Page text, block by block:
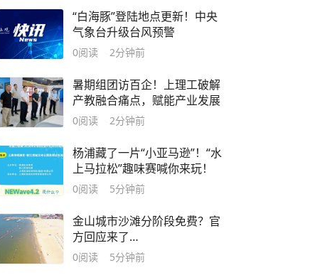
“白海豚”登陆地点更新！中央
气象台升级台风预警
0阅读 2分钟前
暑期组团访百企！上理工破解
产教融合痛点，赋能产业发展
0阅读 2分钟前
杨浦藏了一片“小亚马逊”！“水
上马拉松”趣味赛喊你来玩！
0阅读 5分钟前
金山城市沙滩分阶段免费？官
方回应来了…
0阅读 5分钟前